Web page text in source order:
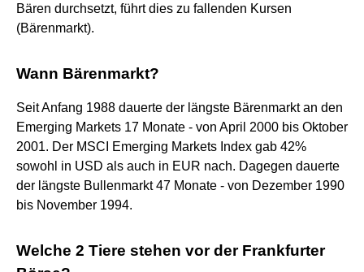
Bären durchsetzt, führt dies zu fallenden Kursen
(Bärenmarkt).
Wann Bärenmarkt?
Seit Anfang 1988 dauerte der längste Bärenmarkt an den
Emerging Markets 17 Monate - von April 2000 bis Oktober
2001. Der MSCI Emerging Markets Index gab 42%
sowohl in USD als auch in EUR nach. Dagegen dauerte
der längste Bullenmarkt 47 Monate - von Dezember 1990
bis November 1994.
Welche 2 Tiere stehen vor der Frankfurter